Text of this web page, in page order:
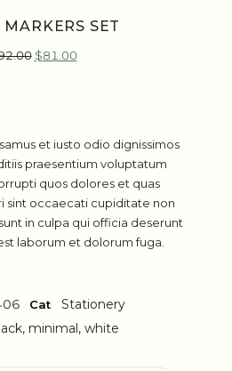
MARKERS SET
$81.00
et iusto odio dignissimos
praesentium voluptatum
quos dolores et quas
sint occaecati cupiditate non
in culpa qui officia deserunt
laborum et dolorum fuga.
Cat Stationery
, minimal, white